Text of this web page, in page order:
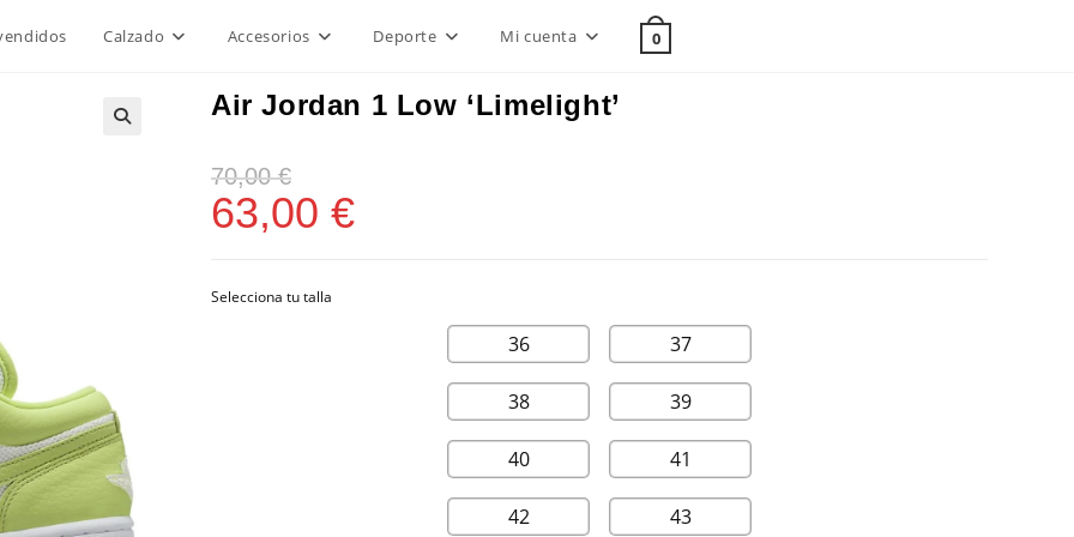
Calzado Accesorios Deporte Mi cuenta 0
Air Jordan 1 Low ‘Limelight’
70,00€
63,00 €
36 37
38 39
40 41
42 43